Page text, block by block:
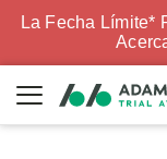
La Fecha Límite*